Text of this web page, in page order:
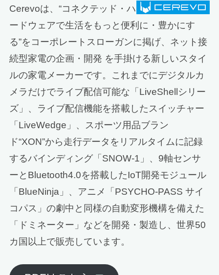
Cerevoは、“コネクテッド・ハ
ードウェアで生活をもっと便利に・豊かにす
る”をコーポレートスローガンに掲げ、ネット接
続型家電の企画・開発 を手掛ける新しいスタイ
ルの家電メーカーです。これまでにデジタルカ
メラだけでライブ配信可能な「LiveShellシリー
ズ」、ライブ配信機能を搭載したスイッチャー
「LiveWedge」、スポーツ用品ブラン
ド“XON”から走行データをリアルタイムに記録
するバインディング「SNOW-1」、9軸センサ
ーとBluetooth4.0を搭載したIoT開発モジュール
「BlueNinja」、アニメ「PSYCHO-PASS サイ
コパス」の劇中と同様の自動変形機構を備えた
「ドミネーター」などを開発・製造し、世界50
カ国以上で販売しています。